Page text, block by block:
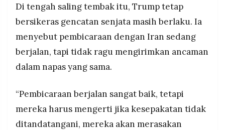
Di tengah saling tembak itu, Trump tetap
bersikeras gencatan senjata masih berlaku. Ia
menyebut pembicaraan dengan Iran sedang
berjalan, tapi tidak ragu mengirimkan ancaman
dalam napas yang sama.
“Pembicaraan berjalan sangat baik, tetapi
mereka harus mengerti jika kesepakatan tidak
ditandatangani, mereka akan merasakan